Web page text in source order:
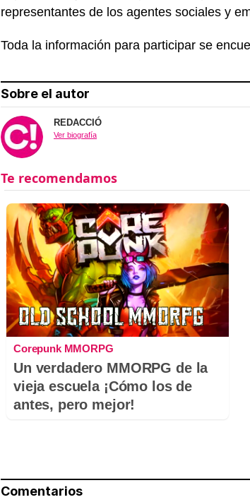
representantes de los agentes sociales y
Toda la información para participar se
Sobre el autor
REDACCIÓ
Ver biografía
Corepunk MMORPG
Un verdadero MMORPG de la
vieja escuela ¡Cómo los de
antes, pero mejor!
Comentarios